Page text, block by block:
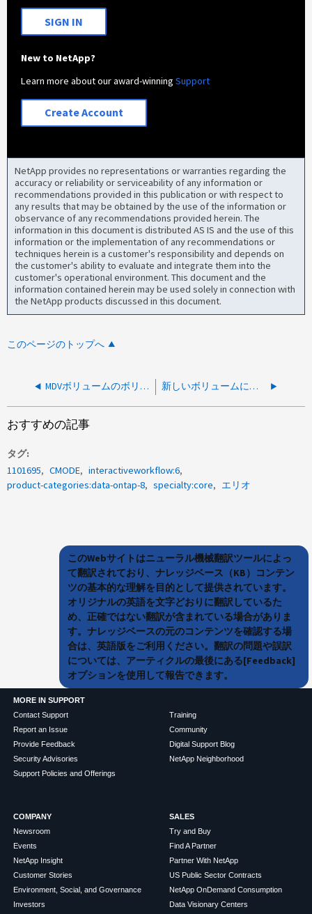
SIGN IN
New to NetApp?
Learn more about our award-winningSupport
Create Account
NetApp provides no representations or warranties regarding the
accuracy or reliability or serviceability of any information or
recommendations provided in this publication or with respect to
any results that may be obtained by the use of the information or
observance of any recommendations provided herein. The
information in this document is distributed AS IS and the use of this
information or the implementation of any recommendations or
techniques herein is a customer's responsibility and depends on
the customer's ability to evaluate and integrate them into the
customer's operational environment. This document and the
information contained herein may be used solely in connection with
the NetApp products discussed in this document.
このページのトップへ
MDVボリュームのボリューム移動に失敗しました 新しいボリュームに最大100TBのサイズを選択する際にエラーが発生してボリュームの移動に失敗しました
おすすめの記事
タグ
1101695
CMODE
interactiveworkflow:6
product-categories:data-ontap-8
specialty:core エリオ
このWebサイトはニューラル機械翻訳ツールによっ
て翻訳されており、ナレッジベース（KB）コンテン
ツの基本的な理解を目的として提供されています。
オリジナルの英語を文字どおりに翻訳しているた
め、正確ではない翻訳が含まれている場合がありま
す。ナレッジベースの元のコンテンツを確認する場
合は、英語版をご利用ください。翻訳の問題や誤訳
については、アーティクルの最後にある[Feedback]
オプションを使用して報告できます。
MORE IN SUPPORT
Contact Support
Report an Issue
Provide Feedback
Security Advisories
Support Policies and Offerings
Training
Community
Digital Support Blog
NetApp Neighborhood
COMPANY
Newsroom
Events
NetApp Insight
Customer Stories
Environment, Social, and Governance
Investors
SALES
Try and Buy
Find A Partner
Partner With NetApp
US Public Sector Contracts
NetApp OnDemand Consumption
Data Visionary Centers